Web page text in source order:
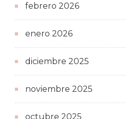
febrero 2026
enero 2026
diciembre 2025
noviembre 2025
octubre 2025